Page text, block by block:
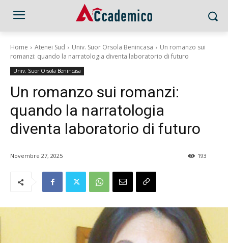
Home Atenei Sud Univ. Suor Orsola Benincasa
Un romanzo sui
romanzi: quando la narratologia diventa laboratorio di futuro
Univ. Suor Orsola Benincasa
Un romanzo sui romanzi:
quando la narratologia
diventa laboratorio di futuro
Novembre 27, 2025 193